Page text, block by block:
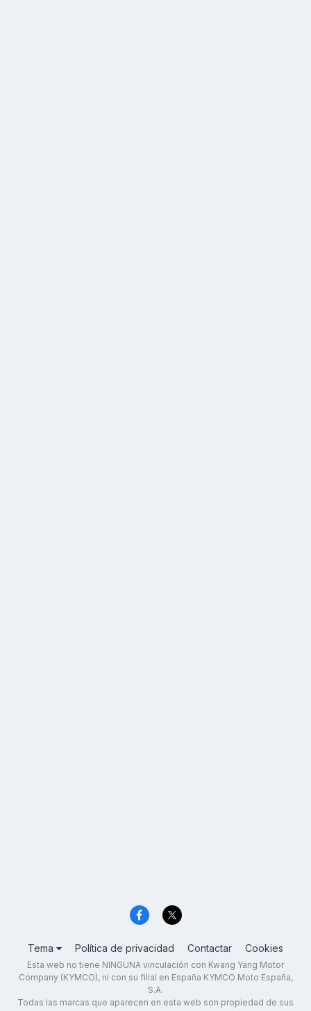
Tema Política de privacidad Contactar Cookies
Esta web no tiene NINGUNA vinculación con Kwang Yang Motor
Company (KYMCO), ni con su filial en España KYMCO Moto España,
S.A.
Todas las marcas que aparecen en esta web son propiedad de sus